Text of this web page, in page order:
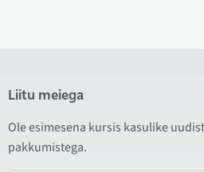
Liitu meiega
Ole esimesena kursis kasulike
pakkumistega.